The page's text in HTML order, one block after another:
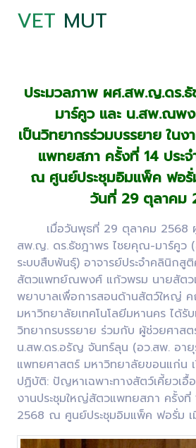
VET MUT
ประมวลภาพ ผศ.สพ.ญ.ดร.
มาร์คูว และ น.สพ.ณพ
เป็นวิทยากรร่วมบรรยาย ใน
แพทยสภา ครั้งที่ 14 ประ
ณ ศูนย์ประชุมอิมแพ็ค ฟอรั่
วันที่ 29 ตุลาคม
เมื่อวันพุธที่ 29 ตุลาคม 2568 ผู้
สพ.ญ. ดร.ธัชฎาพร ไชยคุณ-มาร์คูว (
ระบบสืบพันธุ์) อาจารย์ประจำคลินิกสู
สัตวแพทย์ณพงศ์ แก้วพรม นายสัตว
พยาบาลเพื่อการสอนด้านสัตว์ใหญ่
มหาวิทยาลัยเทคโนโลยีมหานคร ได้รั
วิทยากรบรรยาย ร่วมกับ ผู้ช่วยศาสต
น.สพ.ดร.อรัญ จันทร์ลุน (อว.สพ. อา
แพทยศาสตร์ มหาวิทยาลัยขอนแก่น
ปฏิบัติ: ปัญหาเฉพาะทางสัตว์เคี้ยวเอื้
งานประชุมใหญ่สัตวแพทยสภา ครั้งที่
2568 ณ ศูนย์ประชุมอิมแพ็ค ฟอรั่ม เ